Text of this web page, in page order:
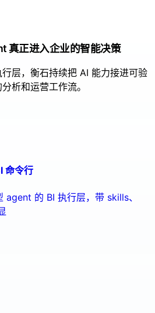
真正进入企业的智能决策
层，衡石持续把 AI 能力接进可验
析和运营工作流。
命令行
agent 的 BI 执行层，带 skills、